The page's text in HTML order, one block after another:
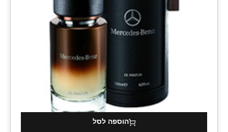
הוספה לסל